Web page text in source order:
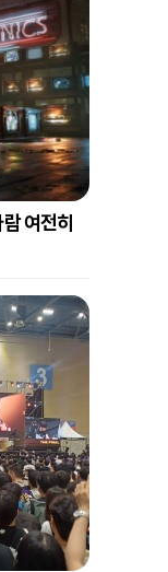
여전히